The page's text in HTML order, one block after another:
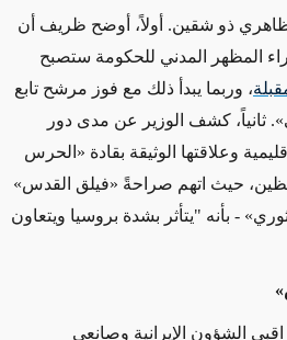
ذو شقين. أولاً، أوضح ظريف أن
المظهر المدني للحكومة ستصبح
، وربما يبدأ ذلك مع فوز مرشح تابع
». ثانياً، كشف الوزير عن مدى دور
وعلاقتها الوثيقة بقادة « الحرس
حيث اتهم صراحةً «فيلق القدس»
»
- بأنه "يتأثر بشدة بروسيا ويتعاون
»
الشؤون الإيرانية وصانعي